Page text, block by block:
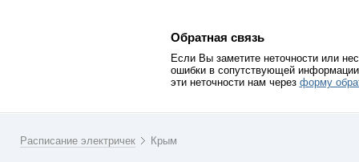
Обратная связь
Если Вы заметите неточности или
ошибки в сопутствующей
эти неточности нам через форму
Расписание электричек Крым